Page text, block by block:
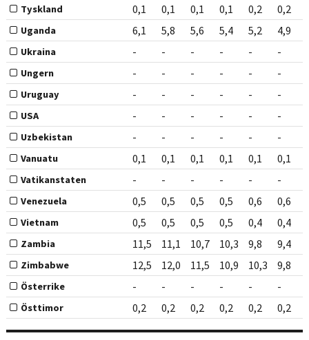
Tyskland 0,1 0,1 0,1 0,1 0,2 0,2
Uganda 6,1 5,8 5,6 5,4 5,2 4,9
Ukraina - - - - - -
Ungern - - - - - -
Uruguay - - - - - -
USA - - - - - -
Uzbekistan - - - - - -
Vanuatu 0,1 0,1 0,1 0,1 0,1 0,1
Vatikanstaten - - - - - -
Venezuela 0,5 0,5 0,5 0,5 0,6 0,6
Vietnam 0,5 0,5 0,5 0,5 0,4 0,4
Zambia 11,5 11,1 10,7 10,3 9,8 9,4
Zimbabwe 12,5 12,0 11,5 10,9 10,3 9,8
Österrike - - - - - -
Östtimor 0,2 0,2 0,2 0,2 0,2 0,2